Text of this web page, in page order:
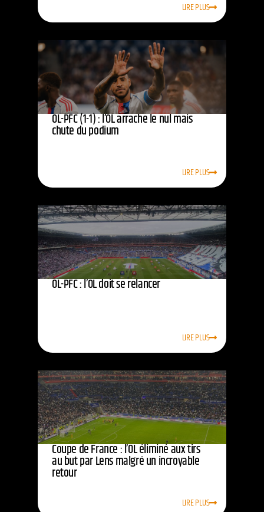
LIRE PLUS
OL-PFC (1-1) : l’OL arrache le nul mais
chute du podium
LIRE PLUS
OL-PFC : l’OL doit se relancer
LIRE PLUS
Coupe de France : l’OL éliminé aux tirs
au but par Lens malgré un incroyable
retour
LIRE PLUS